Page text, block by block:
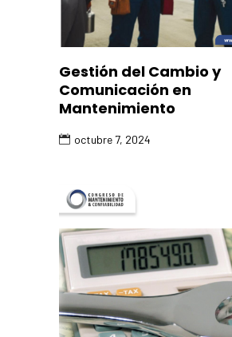
Gestión del Cambio y
Comunicación en
Mantenimiento
octubre 7, 2024